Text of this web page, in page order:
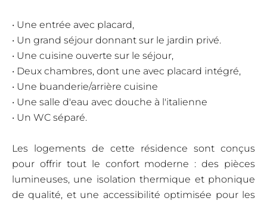
• Une entrée avec placard,
• Un grand séjour donnant sur le jardin privé.
• Une cuisine ouverte sur le séjour,
• Deux chambres, dont une avec placard intégré,
• Une buanderie/arrière cuisine
• Une salle d'eau avec douche à l'italienne
• Un WC séparé.
Les logements de cette résidence sont conçus
pour offrir tout le confort moderne : des pièces
lumineuses, une isolation thermique et phonique
de qualité, et une accessibilité optimisée pour les